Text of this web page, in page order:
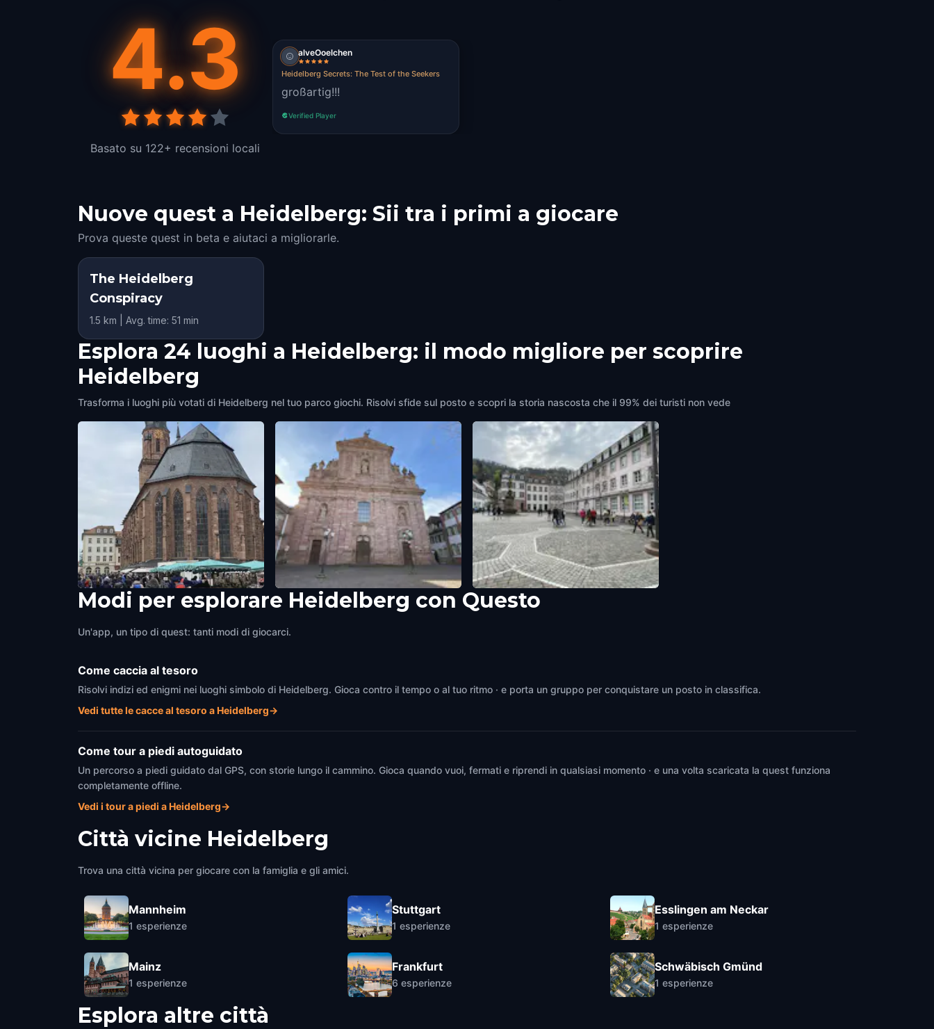
4.3
Basato su 122+ recensioni locali
alveOoelchen
Heidelberg Secrets: The Test of the Seekers
großartig!!!
Verified Player
Nuove quest a Heidelberg: Sii tra i primi a giocare
Prova queste quest in beta e aiutaci a migliorarle.
The Heidelberg
Conspiracy
1.5 km | Avg. time: 51 min
Esplora 24 luoghi a Heidelberg: il modo migliore per scoprire
Heidelberg
Trasforma i luoghi più votati di Heidelberg nel tuo parco giochi. Risolvi sfide sul posto e scopri la storia nascosta che il 99% dei turisti non vede
Heiliggeistkirche, Hedelberg Jesuitenkirche, Heidelberg Kornmarkt, Heidelberg
Modi per esplorare Heidelberg con Questo
Un'app, un tipo di quest: tanti modi di giocarci.
Come caccia al tesoro
Risolvi indizi ed enigmi nei luoghi simbolo di Heidelberg. Gioca contro il tempo o al tuo ritmo · e porta un gruppo per conquistare un posto in classifica.
Vedi tutte le cacce al tesoro a Heidelberg→
Come tour a piedi autoguidato
Un percorso a piedi guidato dal GPS, con storie lungo il cammino. Gioca quando vuoi, fermati e riprendi in qualsiasi momento · e una volta scaricata la quest funziona
completamente offline.
Vedi i tour a piedi a Heidelberg→
Città vicine Heidelberg
Trova una città vicina per giocare con la famiglia e gli amici.
Mannheim
1 esperienze
Mainz
1 esperienze
Stuttgart
1 esperienze
Frankfurt
6 esperienze
Esslingen am Neckar
1 esperienze
Schwäbisch Gmünd
1 esperienze
Esplora altre città